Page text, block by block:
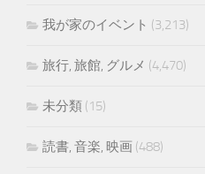
我が家のイベント (3,213)
旅行, 旅館, グルメ (4,470)
未分類 (15)
読書, 音楽, 映画 (488)